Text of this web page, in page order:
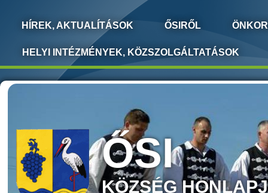
HÍREK, AKTUALÍTÁSOK ŐSIRŐL
HELYI INTÉZMÉNYEK, KÖZSZOLGÁLTATÁSOK
ŐSI
KÖZSÉG